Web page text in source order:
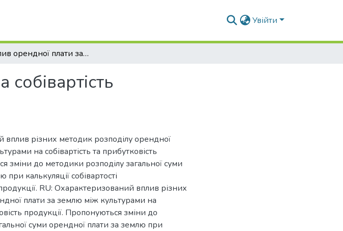
Увійти
Вплив орендної плати за землю на собівартість сільськогосподарської продукції
вплив різних методик розподілу орендної
на собівартість та прибутковість
зміни до методики розподілу загальної суми
калькуляції собівартості
RU: Охарактеризований вплив різних
плати за землю між культурами на
продукції. Пропонуються зміни до
суми орендної плати за землю при